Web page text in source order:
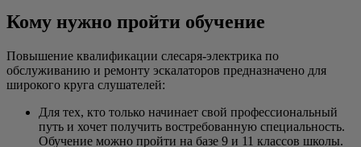
Кому нужно пройти обучение
Повышение квалификации слесаря-электрика по
обслуживанию и ремонту эскалаторов предназначено для
широкого круга слушателей:
Для тех, кто только начинает свой профессиональный
путь и хочет получить востребованную специальность.
Обучение можно пройти на базе 9 и 11 классов школы.